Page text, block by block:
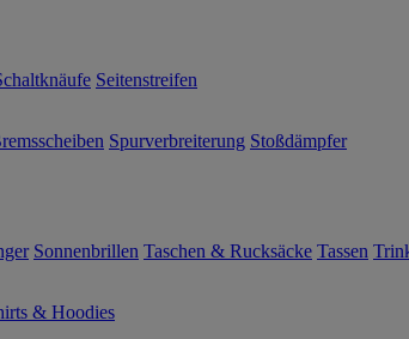
Seitenstreifen
Spurverbreiterung Stoßdämpfer
Sonnenbrillen Taschen & Rucksäcke Tassen
& Hoodies